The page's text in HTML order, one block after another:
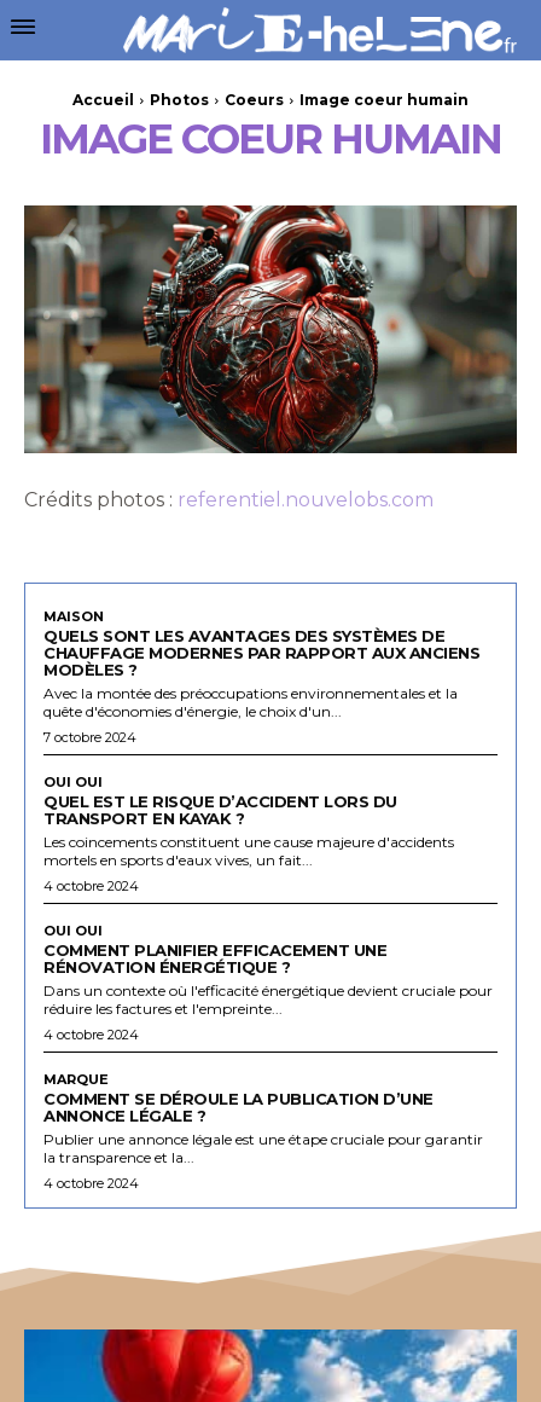
Accueil Photos Coeurs Image coeur humain
IMAGE COEUR HUMAIN
Crédits photos : referentiel.nouvelobs.com
MAISON
QUELS SONT LES AVANTAGES DES SYSTÈMES DE
CHAUFFAGE MODERNES PAR RAPPORT AUX ANCIENS
MODÈLES ?
Avec la montée des préoccupations environnementales et la
quête d'économies d'énergie, le choix d'un...
7 octobre 2024
OUI OUI
QUEL EST LE RISQUE D’ACCIDENT LORS DU
TRANSPORT EN KAYAK ?
Les coincements constituent une cause majeure d'accidents
mortels en sports d'eaux vives, un fait...
4 octobre 2024
OUI OUI
COMMENT PLANIFIER EFFICACEMENT UNE
RÉNOVATION ÉNERGÉTIQUE ?
Dans un contexte où l'efficacité énergétique devient cruciale pour
réduire les factures et l'empreinte...
4 octobre 2024
MARQUE
COMMENT SE DÉROULE LA PUBLICATION D’UNE
ANNONCE LÉGALE ?
Publier une annonce légale est une étape cruciale pour garantir
la transparence et la...
4 octobre 2024